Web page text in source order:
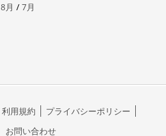
8月 / 7月
利用規約
プライバシーポリシー
お問い合わせ